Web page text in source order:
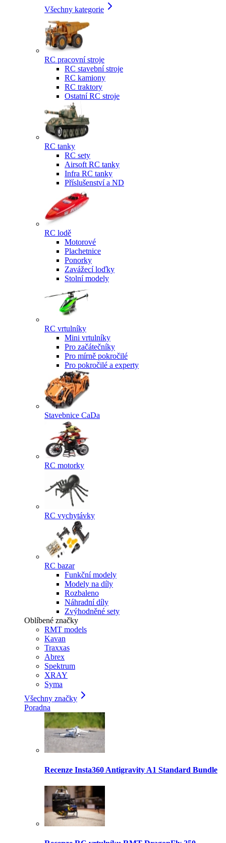
Všechny kategorie
RC pracovní stroje
RC stavební stroje
RC kamiony
RC traktory
Ostatní RC stroje
RC tanky
RC sety
Airsoft RC tanky
Infra RC tanky
Příslušenství a ND
RC lodě
Motorové
Plachetnice
Ponorky
Zavážecí loďky
Stolní modely
RC vrtulníky
Mini vrtulníky
Pro začátečníky
Pro mírně pokročilé
Pro pokročilé a experty
Stavebnice CaDa
RC motorky
RC vychytávky
RC bazar
Funkční modely
Modely na díly
Rozbaleno
Náhradní díly
Zvýhodněné sety
Oblíbené značky
RMT models
Kavan
Traxxas
Abrex
Spektrum
XRAY
Syma
Všechny značky
Poradna
Recenze Insta360 Antigravity A1 Standard Bundle